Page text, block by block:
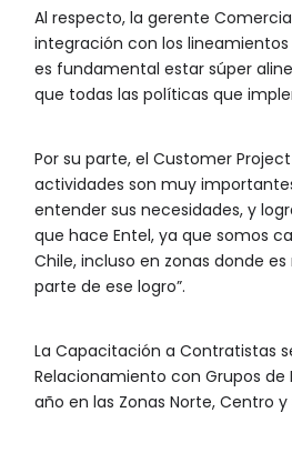
Al respecto, la gerente
integración con los
es fundamental estar súper
que todas las políticas que
Por su parte, el Customer
actividades son muy
entender sus necesidades, y
que hace Entel, ya que somos
Chile, incluso en zonas donde
parte de ese logro”.
La Capacitación a Contratistas
Relacionamiento con Grupos de
año en las Zonas Norte, Centro y